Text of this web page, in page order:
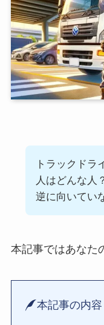
トラックドラ
人はどんな人
逆に向いてい
本記事ではあなた
本記事の内容